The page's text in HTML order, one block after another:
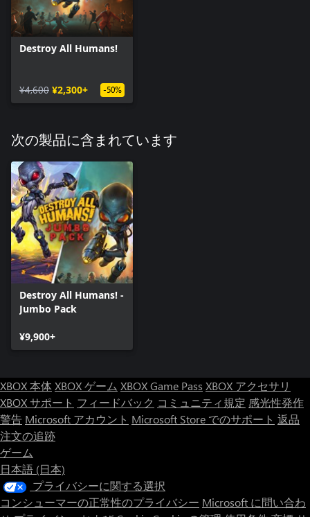
Destroy All Humans!
¥4,600 ¥2,300+ -50%
次の製品に含まれています
Destroy All Humans! -
Jumbo Pack
¥9,900+
XBOX 本体XBOX ゲーム XBOX Game Pass XBOX アクセサリ
XBOX サポート フィードバック コミュニティ規定 感光性発作
警告 Microsoft アカウント Microsoft Store でのサポート 返品
注文の追跡
ゲーム
日本語 (日本)
プライバシーに関する選択
コンシューマーの正常性のプライバシー Microsoft に問い合わ